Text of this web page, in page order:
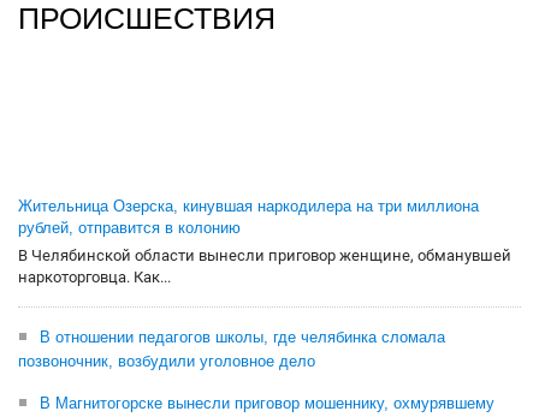
ПРОИСШЕСТВИЯ
Жительница Озерска, кинувшая наркодилера на три миллиона
рублей, отправится в колонию
В Челябинской области вынесли приговор женщине, обманувшей
наркоторговца. Как...
В отношении педагогов школы, где челябинка сломала
позвоночник, возбудили уголовное дело
В Магнитогорске вынесли приговор мошеннику, охмурявшему